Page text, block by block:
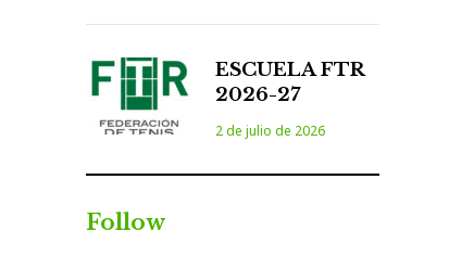
ESCUELA FTR
2026-27
2 de julio de 2026
Follow